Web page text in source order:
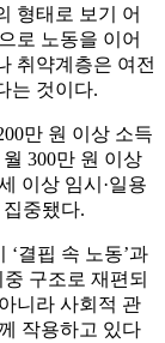
형태로 보기 어
로 노동을 이어
취약계층은 여전
는 것이다.
만 원 이상 소득
300만 원 이상
이상 임시·일용
중됐다.
결핍 속 노동’과
구조로 재편되
니라 사회적 관
작용하고 있다